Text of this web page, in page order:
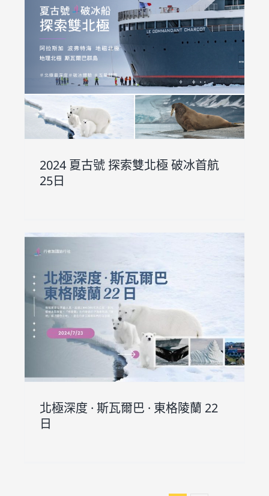
2024 夏古號 探索雙北極 破冰首航
25日
北極深度 · 斯瓦爾巴 · 東格陵蘭 22
日